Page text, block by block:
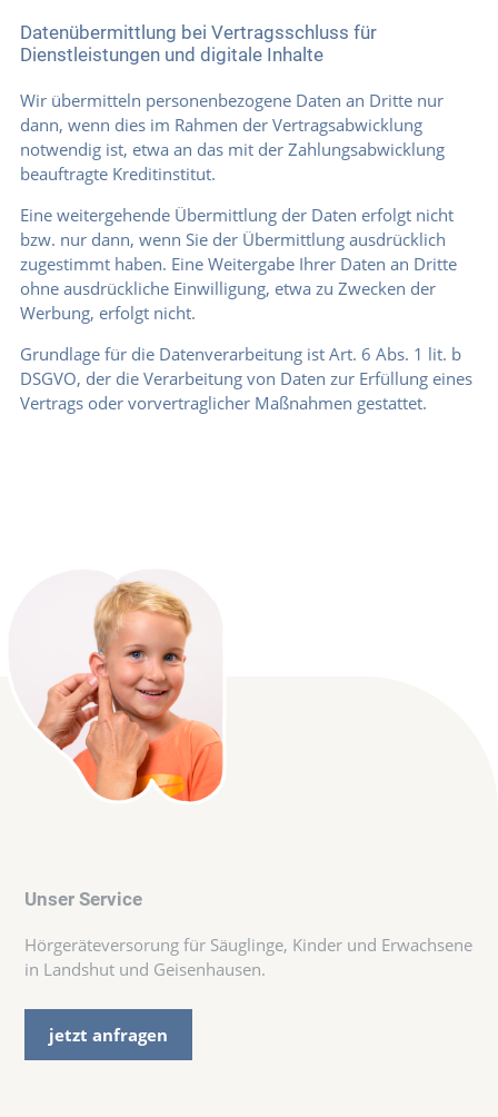
Datenübermittlung bei Vertragsschluss für
Dienstleistungen und digitale Inhalte
Wir übermitteln personenbezogene Daten an Dritte nur
dann, wenn dies im Rahmen der Vertragsabwicklung
notwendig ist, etwa an das mit der Zahlungsabwicklung
beauftragte Kreditinstitut.
Eine weitergehende Übermittlung der Daten erfolgt nicht
bzw. nur dann, wenn Sie der Übermittlung ausdrücklich
zugestimmt haben. Eine Weitergabe Ihrer Daten an Dritte
ohne ausdrückliche Einwilligung, etwa zu Zwecken der
Werbung, erfolgt nicht.
Grundlage für die Datenverarbeitung ist Art. 6 Abs. 1 lit. b
DSGVO, der die Verarbeitung von Daten zur Erfüllung eines
Vertrags oder vorvertraglicher Maßnahmen gestattet.
Unser Service
Hörgeräteversorung für Säuglinge, Kinder und Erwachsene
in Landshut und Geisenhausen.
jetzt anfragen